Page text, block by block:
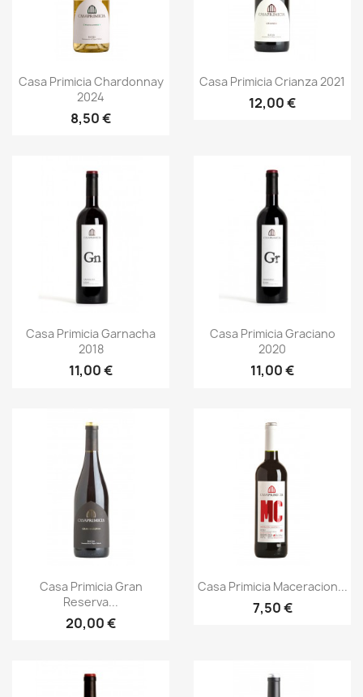
Aperçu rapide
Casa Primicia Chardonnay
2024
8,50 €
Aperçu rapide
Casa Primicia Crianza 2021
12,00 €
Aperçu rapide
Casa Primicia Garnacha
2018
11,00 €
Aperçu rapide
Casa Primicia Graciano
2020
11,00 €
Aperçu rapide
Casa Primicia Gran
Reserva...
20,00 €
Aperçu rapide
Casa Primicia Maceracion...
7,50 €